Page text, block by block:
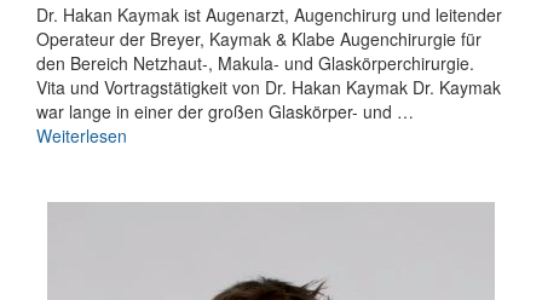
Dr. Hakan Kaymak ist Augenarzt, Augenchirurg und leitender
Operateur der Breyer, Kaymak & Klabe Augenchirurgie für
den Bereich Netzhaut-, Makula- und Glaskörperchirurgie.
Vita und Vortragstätigkeit von Dr. Hakan Kaymak Dr. Kaymak
war lange in einer der großen Glaskörper- und …
Weiterlesen